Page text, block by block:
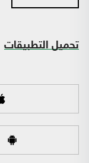
تحميل التطبيقات